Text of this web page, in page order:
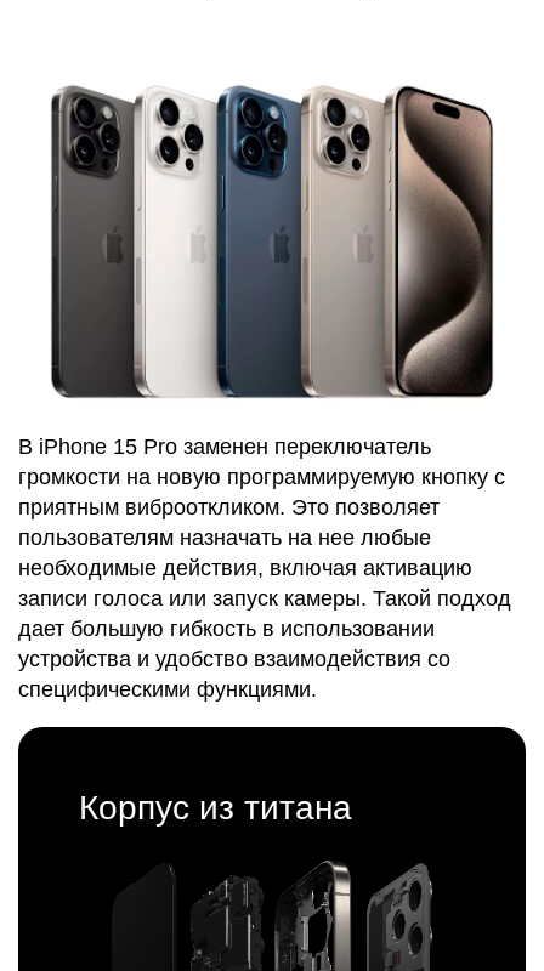
В iPhone 15 Pro заменен переключатель
громкости на новую программируемую кнопку с
приятным виброоткликом. Это позволяет
пользователям назначать на нее любые
необходимые действия, включая активацию
записи голоса или запуск камеры. Такой подход
дает большую гибкость в использовании
устройства и удобство взаимодействия со
специфическими функциями.
Корпус из титана